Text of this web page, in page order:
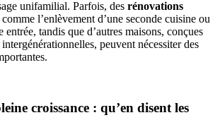
unifamilial. Parfois, des rénovations
comme l’enlèvement d’une seconde cuisine ou
entrée, tandis que d’autres maisons, conçues
peuvent nécessiter des
croissance : qu’en disent les